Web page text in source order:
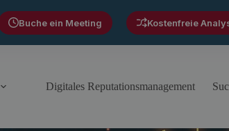
Buche ein Meeting Kostenfreie
Digitales Reputationsmanagement